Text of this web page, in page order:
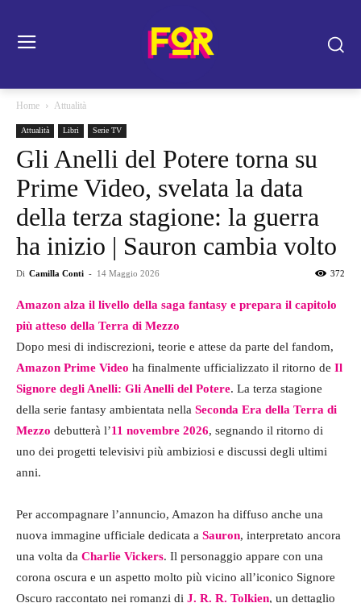
Home Attualità
Attualità Libri Serie TV
Gli Anelli del Potere torna su
Prime Video, svelata la data
della terza stagione: la guerra
ha inizio | Sauron cambia volto
Di Camilla Conti - 14 Maggio 2026 372
Amazon alza il livello della saga fantasy e prepara il capitolo
più atteso della Terra di Mezzo
Dopo mesi di indiscrezioni, teorie e attese da parte del fandom,
Amazon Prime Video ha finalmente ufficializzato il ritorno de Il
Signore degli Anelli: Gli Anelli del Potere. La terza stagione
della serie fantasy ambientata nella Seconda Era della Terra di
Mezzo debutterà l’11 novembre 2026, segnando il ritorno di
uno dei progetti televisivi più ambiziosi e discussi degli ultimi
anni.
Per accompagnare l’annuncio, Amazon ha diffuso anche una
nuova immagine ufficiale dedicata a Sauron, interpretato ancora
una volta da Charlie Vickers. Il personaggio appare con una
corona oscura e un aspetto molto più vicino all’iconico Signore
Oscuro raccontato nei romanzi di J. R. R. Tolkien, un dettaglio